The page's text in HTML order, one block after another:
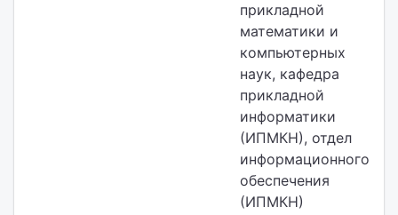
прикладной
математики и
компьютерных
наук, кафедра
прикладной
информатики
(ИПМКН), отдел
информационного
обеспечения
(ИПМКН)